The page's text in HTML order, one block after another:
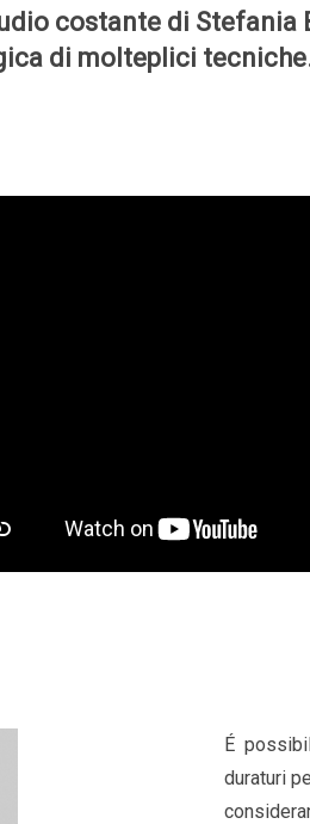
costante di
di molteplici
É
duraturi